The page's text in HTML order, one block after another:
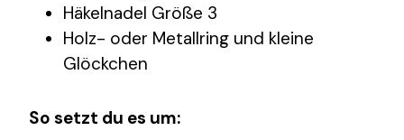
Häkelnadel Größe 3
Holz- oder Metallring und kleine
Glöckchen
So setzt du es um: